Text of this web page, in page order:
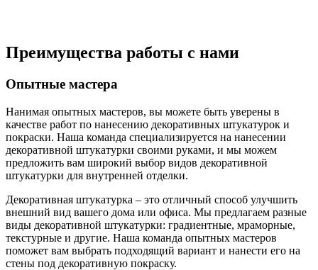
Преимущества работы с нами
Опытные мастера
Нанимая опытных мастеров, вы можете быть уверены в
качестве работ по нанесению декоративных штукатурок и
покраски. Наша команда специализируется на нанесении
декоративной штукатурки своими руками, и мы можем
предложить вам широкий выбор видов декоративной
штукатурки для внутренней отделки.
Декоративная штукатурка – это отличный способ улучшить
внешний вид вашего дома или офиса. Мы предлагаем разные
виды декоративной штукатурки: градиентные, мраморные,
текстурные и другие. Наша команда опытных мастеров
поможет вам выбрать подходящий вариант и нанести его на
стены под декоративную покраску.